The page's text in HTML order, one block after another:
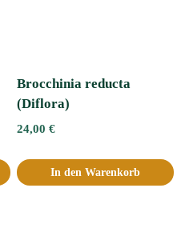
Brocchinia reducta
(Diflora)
24,00 €
In den Warenkorb